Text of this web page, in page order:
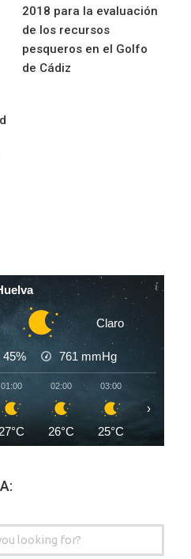
2018 para la evaluación
de los recursos
pesqueros en el Golfo
de Cádiz
Claro
45% 761 mmHg
01:00
27°C
02:00
26°C
03:00
25°C 24°C
›